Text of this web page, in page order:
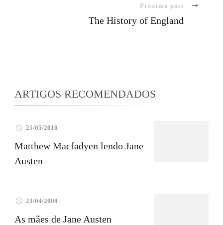
Próximo post
The History of England
ARTIGOS RECOMENDADOS
25/05/2010
Matthew Macfadyen lendo Jane
Austen
23/04/2009
As mães de Jane Austen